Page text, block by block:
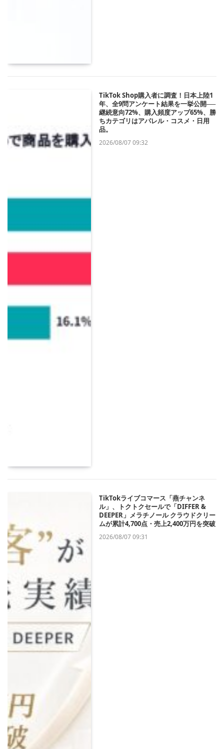
TikTok Shop購入者に調査！日本上陸1
年、全9問アンケート結果を一挙公開──
継続意向72%、購入頻度アップ65%、勝
ちカテゴリはアパレル・コスメ・日用
品。
2026/08/07 09:32
TikTokライブコマース「燕チャンネ
ル」、トクトクセールで「DIFFER &
DEEPER」メラチノール クラウドクリー
ムが累計4,700点・売上2,400万円を突破
2026/08/07 09:31